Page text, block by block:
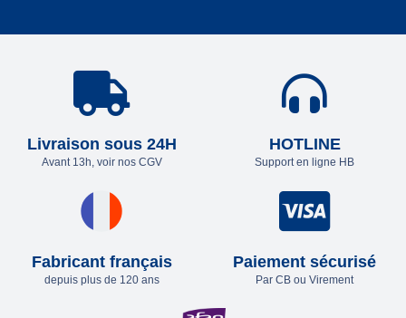
Livraison sous 24H
Avant 13h, voir nos CGV
HOTLINE
Support en ligne HB
Fabricant français
depuis plus de 120 ans
Paiement sécurisé
Par CB ou Virement